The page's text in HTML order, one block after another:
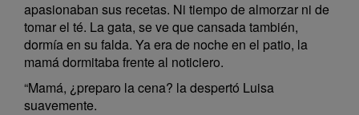
apasionaban sus recetas. Ni tiempo de almorzar ni de
tomar el té. La gata, se ve que cansada también,
dormía en su falda. Ya era de noche en el patio, la
mamá dormitaba frente al noticiero.
“Mamá, ¿preparo la cena? la despertó Luisa
suavemente.